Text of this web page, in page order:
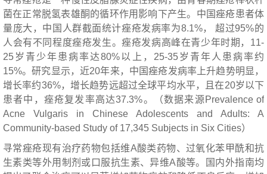
菌在正常脱氢表雄酮的循环作用影响下产生。中国痤疮患者体
量庞大，中国人群截面统计痤疮发病率为8.1%， 超过95%的
人会有不同程度痤疮发生。痤疮发病高峰在青少年时期，11-
25岁青少年患病率达80%以上，25-35岁青年人患病率约
15%。研究显示，近20年来，中国痤疮发病率上升趋势明显，
增长率约36%，增长趋势远超过全球平均水平，且在20岁以下
患者中，痤疮复发率高达37.3%。（数据来源Prevalence of
Acne Vulgaris in Chinese Adolescents and Adults: A
Community-based Study of 17,345 Subjects in Six Cities）
寻常痤疮现有治疗药物包括维A酸类药物、过氧化苯甲酰和抗
生素类等外用制剂或口服抗生素、异维A酸等。国内外指南均